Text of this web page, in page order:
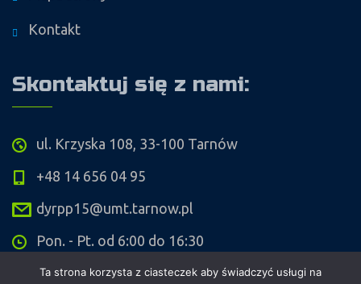
Kontakt
Skontaktuj się z nami:
ul. Krzyska 108, 33-100 Tarnów
+48 14 656 04 95
dyrpp15@umt.tarnow.pl
Pon. - Pt. od 6:00 do 16:30
Ta strona korzysta z ciasteczek aby świadczyć usługi na